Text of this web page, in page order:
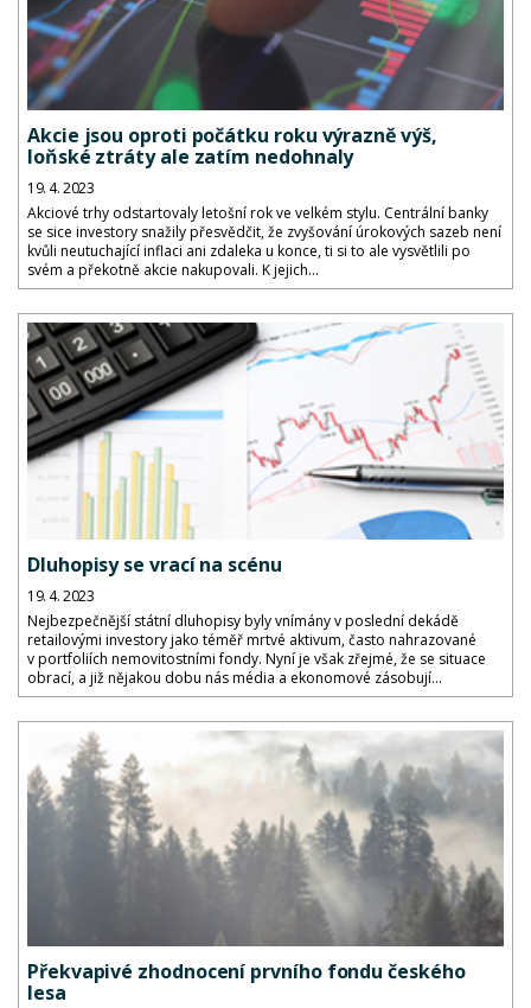
Akcie jsou oproti počátku roku výrazně výš,
loňské ztráty ale zatím nedohnaly
19. 4. 2023
Akciové trhy odstartovaly letošní rok ve velkém stylu. Centrální banky
se sice investory snažily přesvědčit, že zvyšování úrokových sazeb není
kvůli neutuchající inflaci ani zdaleka u konce, ti si to ale vysvětlili po
svém a překotně akcie nakupovali. K jejich...
Dluhopisy se vrací na scénu
19. 4. 2023
Nejbezpečnější státní dluhopisy byly vnímány v poslední dekádě
retailovými investory jako téměř mrtvé aktivum, často nahrazované
v portfoliích nemovitostními fondy. Nyní je však zřejmé, že se situace
obrací, a již nějakou dobu nás média a ekonomové zásobují...
Překvapivé zhodnocení prvního fondu českého
lesa